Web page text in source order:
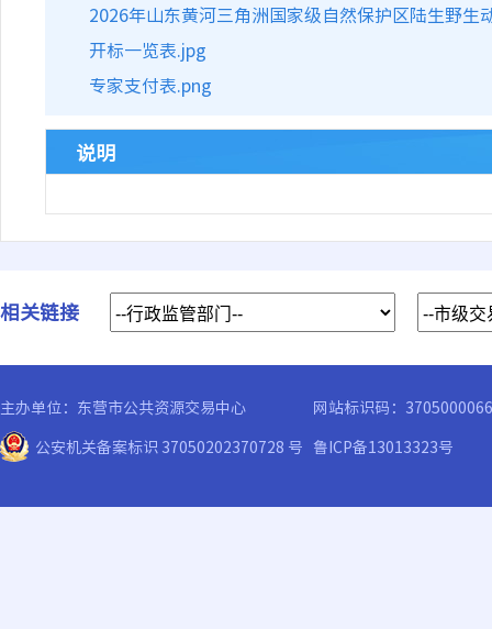
2026年山东黄河三角洲国家级自然保护区陆生野
开标一览表.jpg
专家支付表.png
说明
相关链接
主办单位：东营市公共资源交易中心
网站标识码：3705000066
公安机关备案标识 37050202370728 号 鲁ICP备13013323号